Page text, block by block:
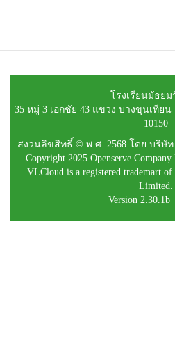
โรงเรียนมัธย
35 หมู่ 3 เอกชัย 43 แขวง บางขุนเทีย
10150
สงวนลิขสิทธิ์ © พ.ศ. 2568 โดย บริษั
Copyright 2025 Openserve
VLCloud is a registered trademart of
Limited.
Version 2.30.1b |